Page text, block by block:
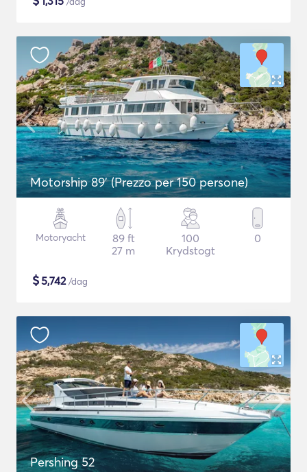
Motorship 89' (Prezzo per 150 persone)
Motoryacht
89 ft
27 m
100
Krydstogt
0
$5,742/dag
Pershing 52